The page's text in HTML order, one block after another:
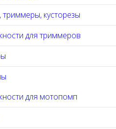
кусторезы
для триммеров
для мотопомп